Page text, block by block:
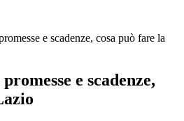
e scadenze, cosa può fare la
e scadenze,